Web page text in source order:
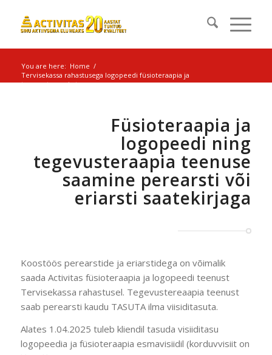
You are here: Home /
Tervisekassa rahastusega logopeedi füsioteraapia ja
tegevusteraapia teenuse ...
Füsioteraapia ja
logopeedi ning
tegevusteraapia teenuse
saamine perearsti või
eriarsti saatekirjaga
Koostöös perearstide ja eriarstidega on võimalik
saada Activitas füsioteraapia ja logopeedi teenust
Tervisekassa rahastusel. Tegevustereaapia teenust
saab perearsti kaudu TASUTA ilma viisiditasuta.
Alates 1.04.2025 tuleb kliendil tasuda visiiditasu
logopeedia ja füsioteraapia esmavisiidil (korduvvisiit on